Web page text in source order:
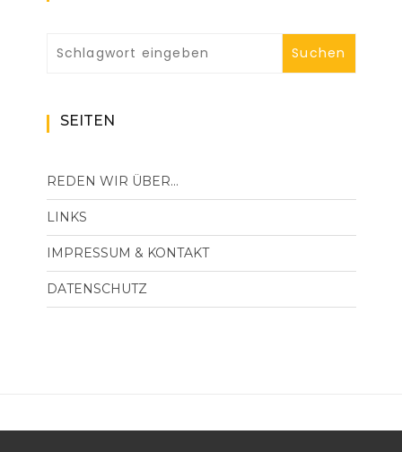
SEITEN
REDEN WIR ÜBER…
LINKS
IMPRESSUM & KONTAKT
DATENSCHUTZ